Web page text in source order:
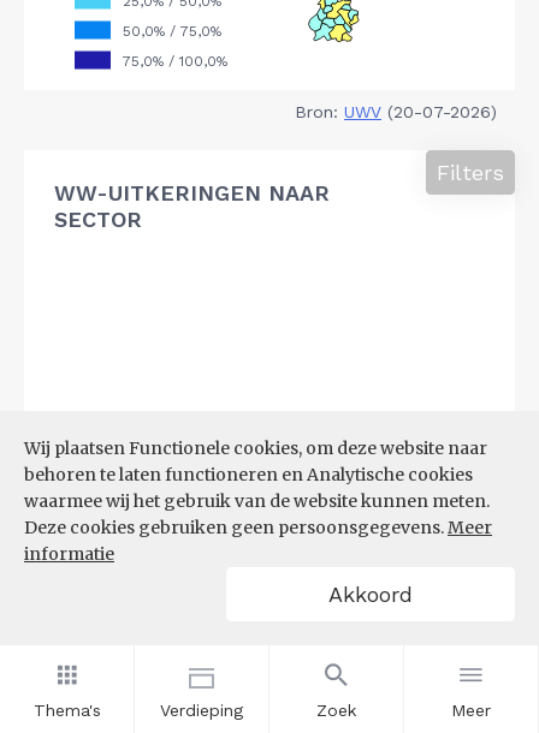
Thema's Verdieping Zoek Meer
Wij plaatsen Functionele cookies, om deze website naar
behoren te laten functioneren en Analytische cookies
waarmee wij het gebruik van de website kunnen meten.
Deze cookies gebruiken geen persoonsgegevens.Meer
informatie
Akkoord
Bron: UWV (20-07-2026)
WW-UITKERINGEN NAAR
SECTOR
Filters
Bron: (20-07-2026)